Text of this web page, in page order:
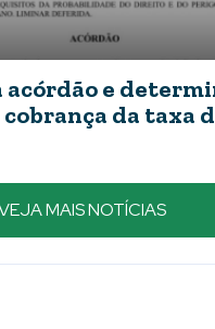
e determina
da taxa de lixo
MAIS NOTÍCIAS